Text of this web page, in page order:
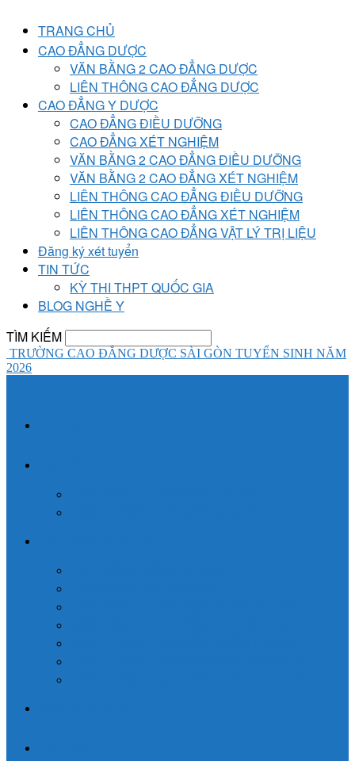
TRANG CHỦ
CAO ĐẲNG DƯỢC
VĂN BẰNG 2 CAO ĐẲNG DƯỢC
LIÊN THÔNG CAO ĐẲNG DƯỢC
CAO ĐẲNG Y DƯỢC
CAO ĐẲNG ĐIỀU DƯỠNG
CAO ĐẲNG XÉT NGHIỆM
VĂN BẰNG 2 CAO ĐẲNG ĐIỀU DƯỠNG
VĂN BẰNG 2 CAO ĐẲNG XÉT NGHIỆM
LIÊN THÔNG CAO ĐẲNG ĐIỀU DƯỠNG
LIÊN THÔNG CAO ĐẲNG XÉT NGHIỆM
LIÊN THÔNG CAO ĐẲNG VẬT LÝ TRỊ LIỆU
Đăng ký xét tuyển
TIN TỨC
KỲ THI THPT QUỐC GIA
BLOG NGHỀ Y
TÌM KIẾM
TRƯỜNG CAO ĐẲNG DƯỢC SÀI GÒN TUYỂN SINH NĂM
2026